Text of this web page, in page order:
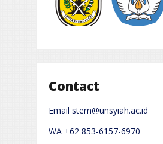
Contact
Email stem@unsyiah.ac.id
WA +62 853-6157-6970